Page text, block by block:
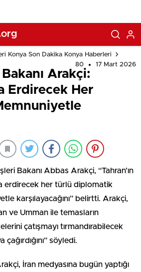
Konya Son Dakika Konya Haberleri
80
17 Mart 2026
Bakanı Arakçi:
Erdirecek Her
Bakanı Abbas Arakçi, “Tahran’ın
erdirecek her türlü diplomatik
karşılayacağını” belirtti. Arakçi,
ve Umman ile temasların
çatışmayı tırmandırabilecek
çağırdığını” söyledi.
İran medyasına bugün yaptığı